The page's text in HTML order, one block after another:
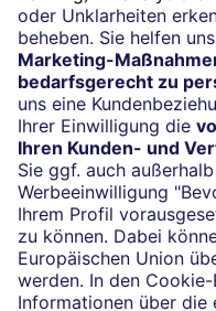
24/7-
(069) 910-